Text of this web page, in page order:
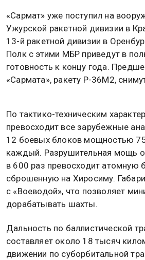
«Сармат» уже поступил на
Ужурской ракетной дивизии в
13-й ракетной дивизии в
Полк с этими МБР приведут в
готовность к концу года.
«Сармата», ракету Р-36М2,
По тактико-техническим
превосходит все зарубежные
12 боевых блоков мощностью
каждый. Разрушительная мощь
в 600 раз превосходит
сброшенную на Хиросиму.
с «Воеводой», что позволяет
дорабатывать шахты.
Дальность по баллистической
составляет около 18 тысяч
движении по суборбитальной